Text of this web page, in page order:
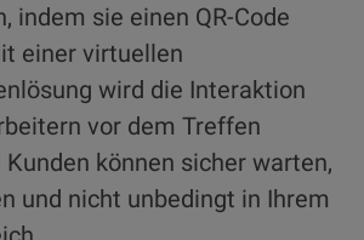
indem sie einen QR-Code
einer virtuellen
wird die Interaktion
vor dem Treffen
können sicher warten,
und nicht unbedingt in Ihrem